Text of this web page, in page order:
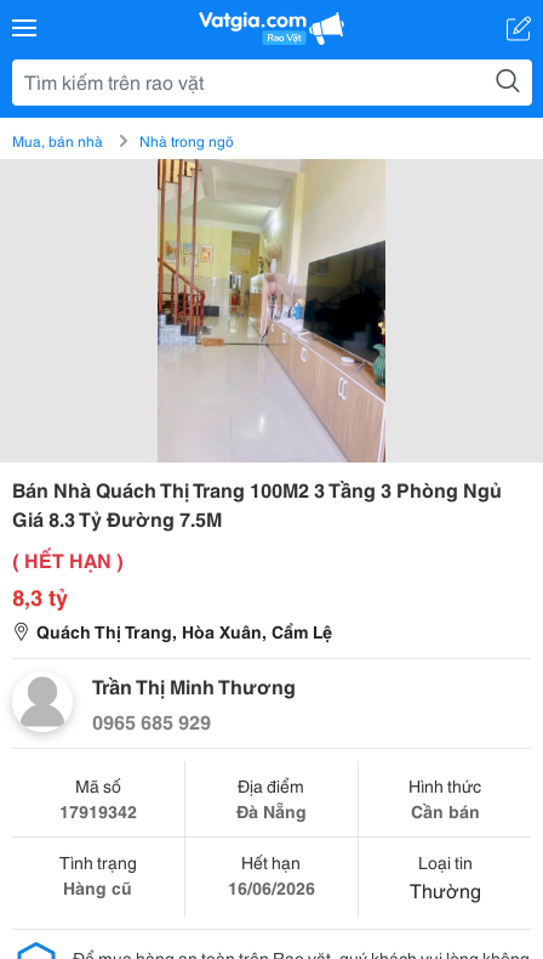
Mua, bán nhà Nhà trong ngõ
Bán Nhà Quách Thị Trang 100M2 3 Tầng 3 Phòng Ngủ
Giá 8.3 Tỷ Đường 7.5M
( HẾT HẠN )
8,3 tỷ
Quách Thị Trang, Hòa Xuân, Cẩm Lệ
Trần Thị Minh Thương
0965 685 929
Mã số
17919342
Địa điểm
Đà Nẵng
Hình thức
Cần bán
Tình trạng
Hàng cũ
Hết hạn
16/06/2026
Loại tin
Thường